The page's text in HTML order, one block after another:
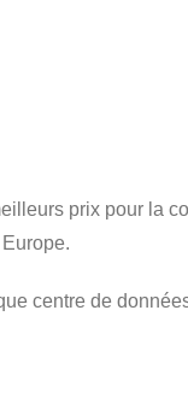
prix pour la
centre de